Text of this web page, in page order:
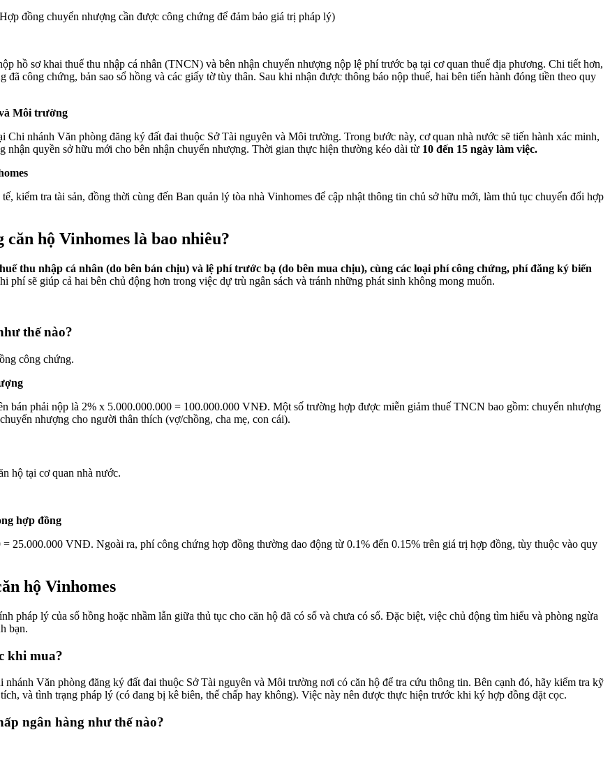
đồng chuyển nhượng cần được công chứng để đảm bảo giá trị pháp lý)
hồ sơ khai thuế thu nhập cá nhân (TNCN) và bên nhận chuyển nhượng nộp lệ phí trước bạ tại cơ quan thuế địa phương. Chi tiết hơn,
công chứng, bản sao sổ hồng và các giấy tờ tùy thân. Sau khi nhận được thông báo nộp thuế, hai bên tiến hành đóng tiền theo quy
Môi trường
Chi nhánh Văn phòng đăng ký đất đai thuộc Sở Tài nguyên và Môi trường. Trong bước này, cơ quan nhà nước sẽ tiến hành xác minh,
quyền sở hữu mới cho bên nhận chuyển nhượng. Thời gian thực hiện thường kéo dài từ 10 đến 15 ngày làm việc.
kiểm tra tài sản, đồng thời cùng đến Ban quản lý tòa nhà Vinhomes để cập nhật thông tin chủ sở hữu mới, làm thủ tục chuyển đổi hợp
hộ Vinhomes là bao nhiêu?
thu nhập cá nhân (do bên bán chịu) và lệ phí trước bạ (do bên mua chịu), cùng các loại phí công chứng, phí đăng ký biến
phí sẽ giúp cả hai bên chủ động hơn trong việc dự trù ngân sách và tránh những phát sinh không mong muốn.
thế nào?
công chứng.
bán phải nộp là 2% x 5.000.000.000 = 100.000.000 VNĐ. Một số trường hợp được miễn giảm thuế TNCN bao gồm: chuyển nhượng
nhượng cho người thân thích (vợ/chồng, cha mẹ, con cái).
hộ tại cơ quan nhà nước.
hợp đồng
25.000.000 VNĐ. Ngoài ra, phí công chứng hợp đồng thường dao động từ 0.1% đến 0.15% trên giá trị hợp đồng, tùy thuộc vào quy
hộ Vinhomes
pháp lý của sổ hồng hoặc nhầm lẫn giữa thủ tục cho căn hộ đã có sổ và chưa có sổ. Đặc biệt, việc chủ động tìm hiểu và phòng ngừa
bạn.
khi mua?
Văn phòng đăng ký đất đai thuộc Sở Tài nguyên và Môi trường nơi có căn hộ để tra cứu thông tin. Bên cạnh đó, hãy kiểm tra kỹ
và tình trạng pháp lý (có đang bị kê biên, thế chấp hay không). Việc này nên được thực hiện trước khi ký hợp đồng đặt cọc.
ngân hàng như thế nào?